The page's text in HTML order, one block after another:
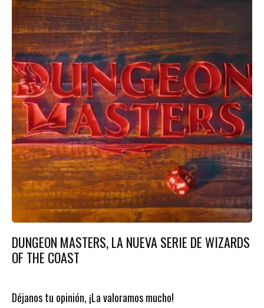
DUNGEON MASTERS, LA NUEVA SERIE DE WIZARDS
OF THE COAST
Déjanos tu opinión, ¡La valoramos mucho!